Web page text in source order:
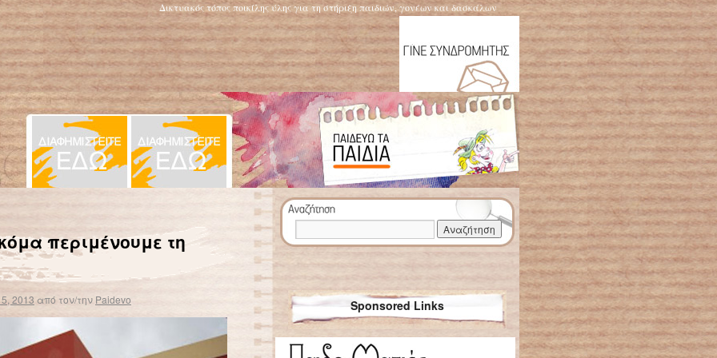
Δικτυακός τόπος ποικίλης ύλης για τη στήριξη παιδιών, γονέων και δασκάλων
περιμένουμε τη
2013 από τον/την Paidevo Sponsored Links